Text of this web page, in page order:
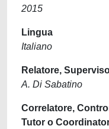
2015
Lingua
Italiano
Relatore,
A. Di Sabatino
Correlatore,
Tutor o